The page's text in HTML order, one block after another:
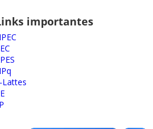
importantes
Lattes